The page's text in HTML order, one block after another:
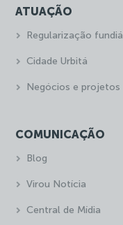
ATUAÇÃO
Regularização
Cidade Urbitá
Negócios e projetos
COMUNICAÇÃO
Blog
Virou Notícia
Central de Mídia